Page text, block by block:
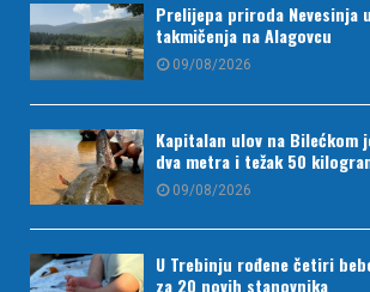
Prelijepa priroda Nevesinja
takmičenja na Alagovcu
09/08/2026
Kapitalan ulov na Bilećkom
dva metra i težak 50
09/08/2026
U Trebinju rođene četiri
za 20 novih stanovnika